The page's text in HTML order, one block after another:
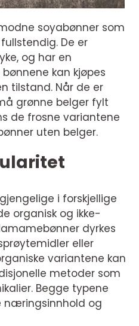
soyabønner som
De er
og har en
kan kjøpes
tilstand. Når de er
grønne belger fylt
de frosne variantene
uten belger.
i forskjellige
organisk og ikke-
dyrkes
eller
variantene kan
metoder som
Begge typene
næringsinnhold og